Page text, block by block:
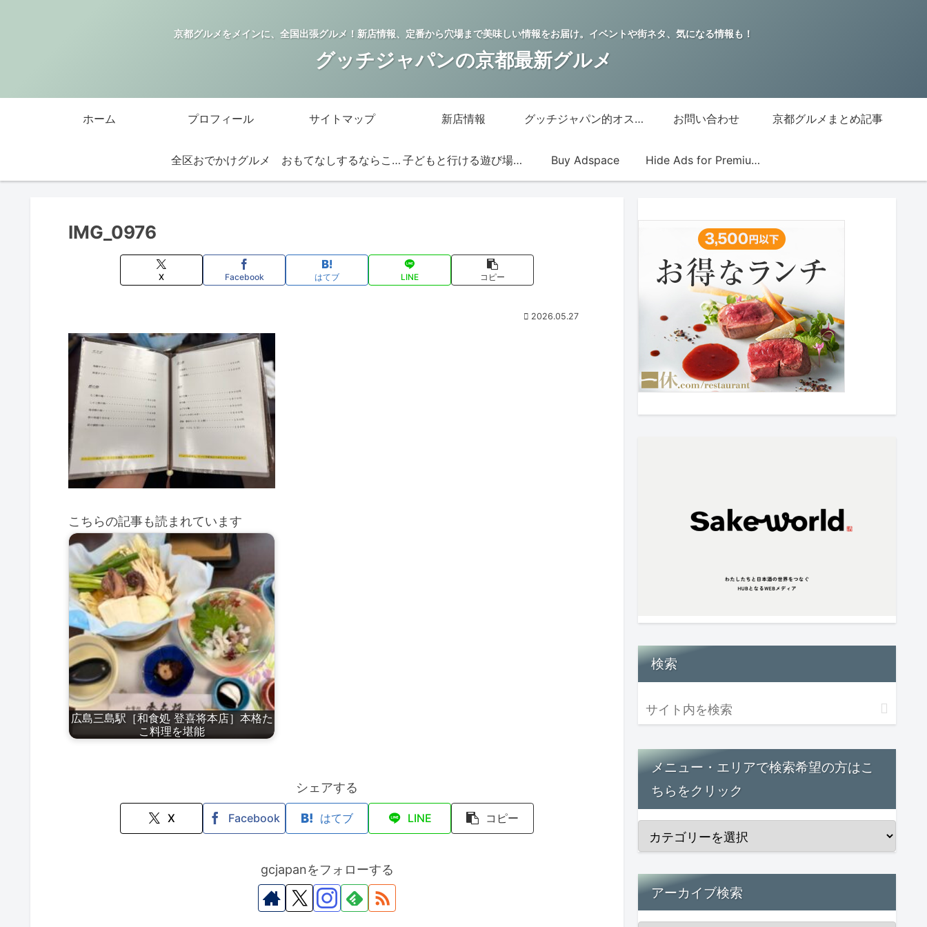
京都グルメをメインに、全国出張グルメ！新店情報、定番から穴場まで美味しい情報をお届け。イベントや街ネタ、気になる情報も！
グッチジャパンの京都最新グルメ
ホーム プロフィール サイトマップ 新店情報 グッチジャパン的オススメ店 お問い合わせ 京都グルメまとめ記事
全区おでかけグルメ おもてなしするならこの店 子どもと行ける遊び場・お店 Buy Adspace Hide Ads for Premium Members
IMG_0976
X Facebook はてブ LINE コピー
2026.05.27
こちらの記事も読まれています
広島三島駅［和食処 登喜将本店］本格た
こ料理を堪能
シェアする
X Facebook はてブ LINE コピー
gcjapanをフォローする
検索
メニュー・エリアで検索希望の方はこ
ちらをクリック
アーカイブ検索